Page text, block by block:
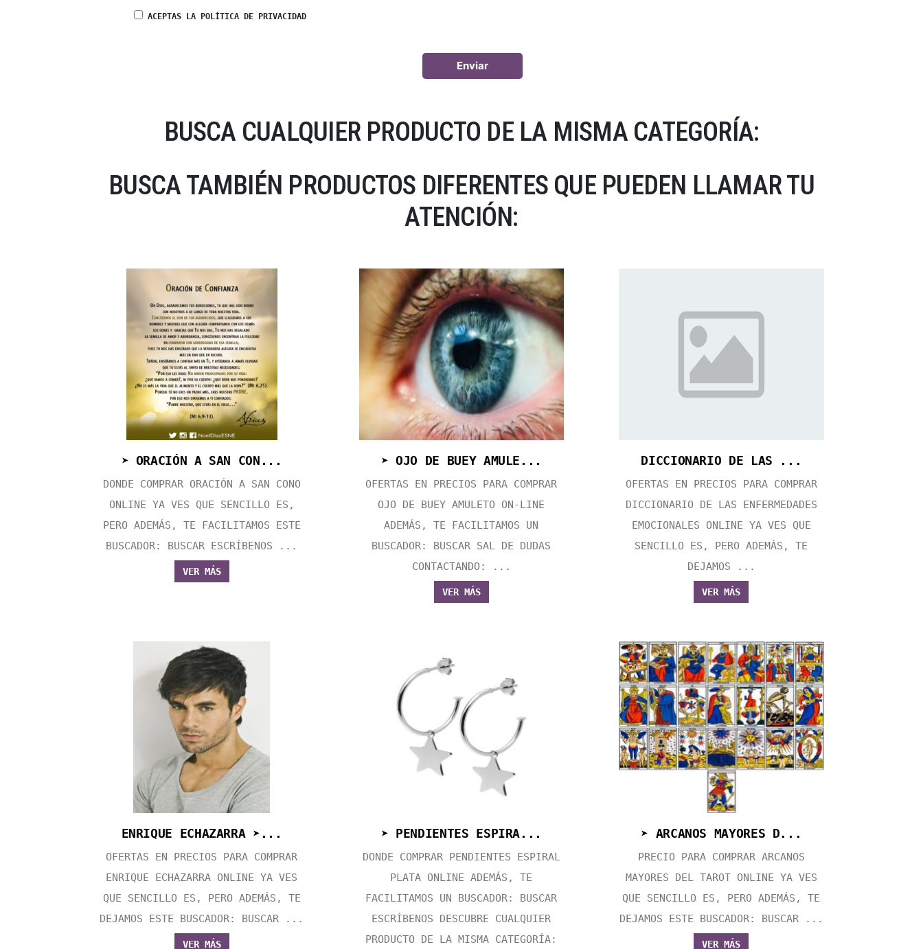
ACEPTAS LA POLÍTICA DE PRIVACIDAD
BUSCA CUALQUIER PRODUCTO DE LA MISMA CATEGORÍA:
BUSCA TAMBIÉN PRODUCTOS DIFERENTES QUE PUEDEN LLAMAR TU
ATENCIÓN:
➤ ORACIÓN A SAN CON...
DONDE COMPRAR ORACIÓN A SAN CONO
ONLINE YA VES QUE SENCILLO ES,
PERO ADEMÁS, TE FACILITAMOS ESTE
BUSCADOR: BUSCAR ESCRÍBENOS ...
VER MÁS
➤ OJO DE BUEY AMULE...
OFERTAS EN PRECIOS PARA COMPRAR
OJO DE BUEY AMULETO ON-LINE
ADEMÁS, TE FACILITAMOS UN
BUSCADOR: BUSCAR SAL DE DUDAS
CONTACTANDO: ...
VER MÁS
DICCIONARIO DE LAS ...
OFERTAS EN PRECIOS PARA COMPRAR
DICCIONARIO DE LAS ENFERMEDADES
EMOCIONALES ONLINE YA VES QUE
SENCILLO ES, PERO ADEMÁS, TE
DEJAMOS ...
VER MÁS
ENRIQUE ECHAZARRA ➤...
OFERTAS EN PRECIOS PARA COMPRAR
ENRIQUE ECHAZARRA ONLINE YA VES
QUE SENCILLO ES, PERO ADEMÁS, TE
DEJAMOS ESTE BUSCADOR: BUSCAR ...
VER MÁS
➤ PENDIENTES ESPIRA...
DONDE COMPRAR PENDIENTES ESPIRAL
PLATA ONLINE ADEMÁS, TE
FACILITAMOS UN BUSCADOR: BUSCAR
ESCRÍBENOS DESCUBRE CUALQUIER
PRODUCTO DE LA MISMA CATEGORÍA:
➤ ARCANOS MAYORES D...
PRECIO PARA COMPRAR ARCANOS
MAYORES DEL TAROT ONLINE YA VES
QUE SENCILLO ES, PERO ADEMÁS, TE
DEJAMOS ESTE BUSCADOR: BUSCAR ...
VER MÁS